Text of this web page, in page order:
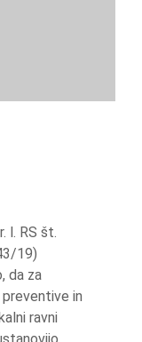
l. RS št.
19)
da za
in
ravni